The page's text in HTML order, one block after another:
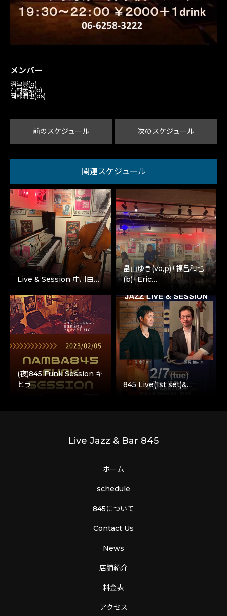
メンバー
沼津崇(g)
石村義弘(b)
岡部潤也(ds)
前のスケジュール 次のスケジュール
関連スケジュール
Live & Session 中川由…
畠山ゆき(vo,p)+福呂和也
(b)+Eric…
(夜)845 Funk Session キ
ヒラ…
845 Live(1st set)&…
Live Jazz & Bar 845
ホーム
schedule
845について
Contact Us
News
店舗紹介
料金表
アクセス